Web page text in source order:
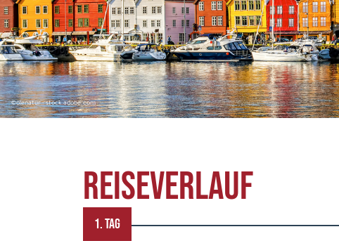
©olenatur - stock.adobe.com
REISEVERLAUF
1. TAG